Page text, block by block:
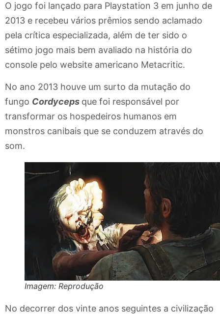
O jogo foi lançado para Playstation 3 em junho de
2013 e recebeu vários prêmios sendo aclamado
pela crítica especializada, além de ter sido o
sétimo jogo mais bem avaliado na história do
console pelo website americano Metacritic.
No ano 2013 houve um surto da mutação do
fungo Cordyceps que foi responsável por
transformar os hospedeiros humanos em
monstros canibais que se conduzem através do
som.
Imagem: Reprodução
No decorrer dos vinte anos seguintes a civilização